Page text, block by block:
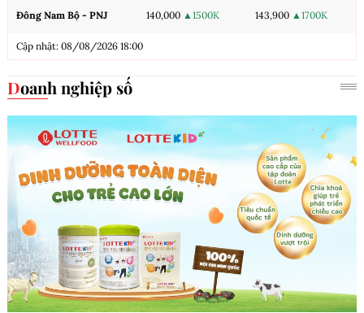
Đông Nam Bộ - PNJ 140,000 ▲1500K 143,900 ▲1700K
Cập nhật: 08/08/2026 18:00
Doanh nghiệp số